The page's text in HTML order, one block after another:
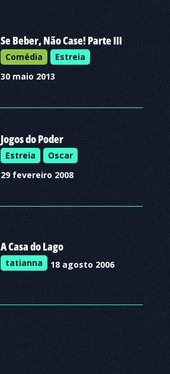
Se Beber, Não Case! Parte III
Comédia
Estreia
30 maio 2013
Jogos do Poder
Estreia
Oscar
29 fevereiro 2008
A Casa do Lago
tatianna 18 agosto 2006